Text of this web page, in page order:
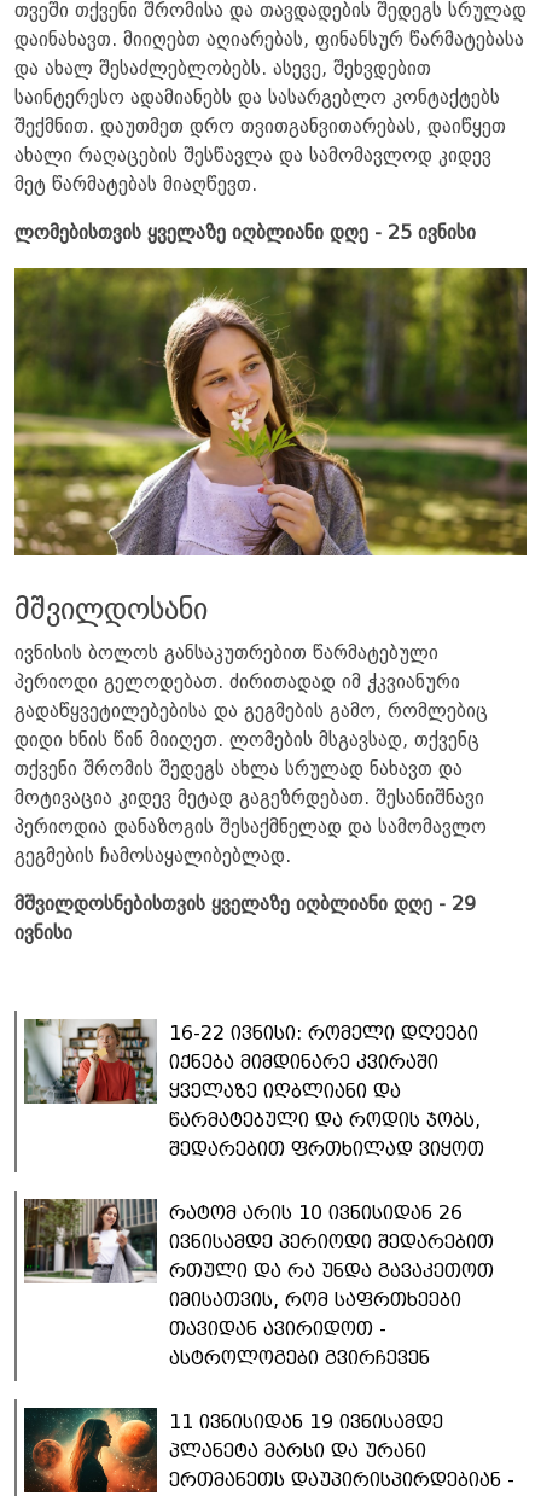
თვეში თქვენი შრომისა და თავდადების შედეგს სრულად
დაინახავთ. მიიღებთ აღიარებას, ფინანსურ წარმატებასა
და ახალ შესაძლებლობებს. ასევე, შეხვდებით
საინტერესო ადამიანებს და სასარგებლო კონტაქტებს
შექმნით. დაუთმეთ დრო თვითგანვითარებას, დაიწყეთ
ახალი რაღაცების შესწავლა და სამომავლოდ კიდევ
მეტ წარმატებას მიაღწევთ.
ლომებისთვის ყველაზე იღბლიანი დღე - 25 ივნისი
მშვილდოსანი
ივნისის ბოლოს განსაკუთრებით წარმატებული
პერიოდი გელოდებათ. ძირითადად იმ ჭკვიანური
გადაწყვეტილებებისა და გეგმების გამო, რომლებიც
დიდი ხნის წინ მიიღეთ. ლომების მსგავსად, თქვენც
თქვენი შრომის შედეგს ახლა სრულად ნახავთ და
მოტივაცია კიდევ მეტად გაგეზრდებათ. შესანიშნავი
პერიოდია დანაზოგის შესაქმნელად და სამომავლო
გეგმების ჩამოსაყალიბებლად.
მშვილდოსნებისთვის ყველაზე იღბლიანი დღე - 29
ივნისი
16-22 ივნისი: რომელი დღეები
იქნება მიმდინარე კვირაში
ყველაზე იღბლიანი და
წარმატებული და როდის ჯობს,
შედარებით ფრთხილად ვიყოთ
რატომ არის 10 ივნისიდან 26
ივნისამდე პერიოდი შედარებით
რთული და რა უნდა გავაკეთოთ
იმისათვის, რომ საფრთხეები
თავიდან ავირიდოთ -
ასტროლოგები გვირჩევენ
11 ივნისიდან 19 ივნისამდე
პლანეტა მარსი და ურანი
ერთმანეთს დაუპირისპირდებიან -